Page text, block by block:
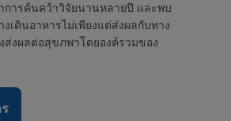
การค้นคว้าวิจัยนานหลายปี และพบ
เดินอาหารไม่เพียงแต่ส่งผลกับทาง
ส่งผลต่อสุขภพาโดยองค์รวมของ